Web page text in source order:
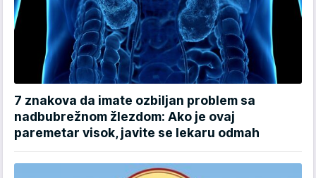
7 znakova da imate ozbiljan problem sa
nadbubrežnom žlezdom: Ako je ovaj
paremetar visok, javite se lekaru odmah